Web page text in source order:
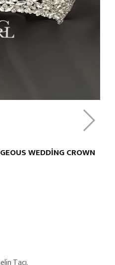
WEDDING CROWN